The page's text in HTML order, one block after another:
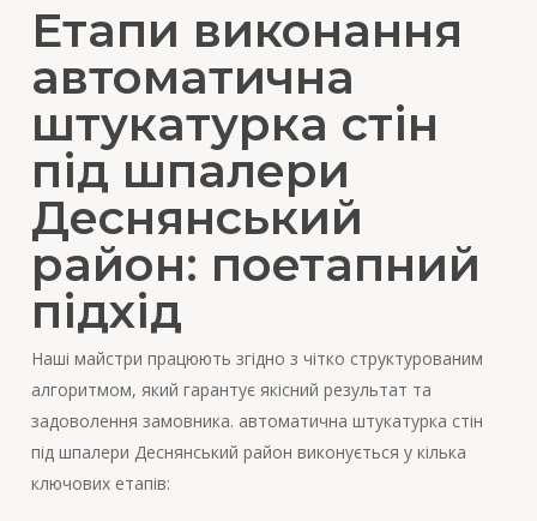
Етапи виконання
автоматична
штукатурка стін
під шпалери
Деснянський
район: поетапний
підхід
Наші майстри працюють згідно з чітко структурованим
алгоритмом, який гарантує якісний результат та
задоволення замовника. автоматична штукатурка стін
під шпалери Деснянський район виконується у кілька
ключових етапів: